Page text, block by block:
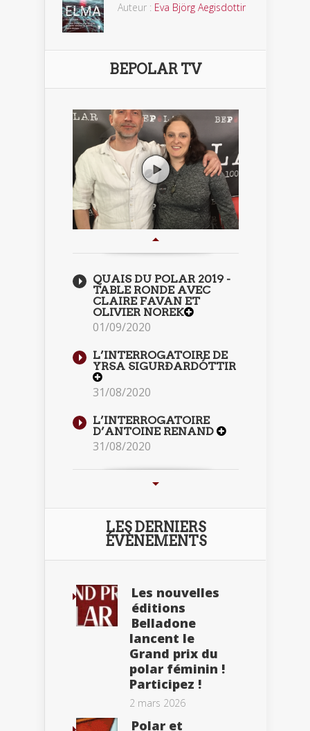
Auteur : Eva Björg Aegisdottir
BEPOLAR TV
QUAIS DU POLAR 2019 -
TABLE RONDE AVEC
CLAIRE FAVAN ET
OLIVIER NOREK
01/09/2020
L’INTERROGATOIRE DE
YRSA SIGURÐARDÓTTIR
31/08/2020
L’INTERROGATOIRE
D’ANTOINE RENAND
31/08/2020
LES DERNIERS
ÉVÈNEMENTS
Les nouvelles
éditions
Belladone
lancent le
Grand prix du
polar féminin !
Participez !
2 mars 2026
Polar et